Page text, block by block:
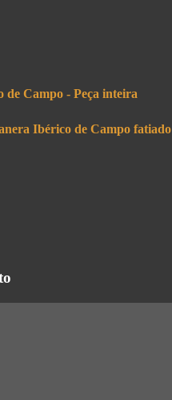
de Campo - Peça inteira
Ibérico de Campo fatiado